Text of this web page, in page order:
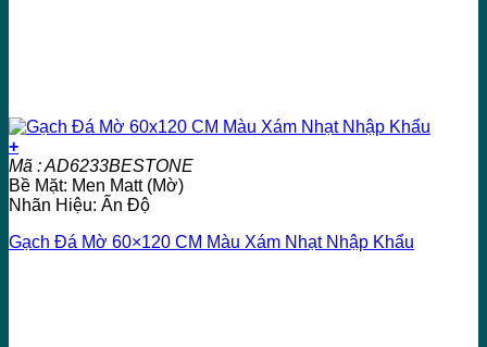
+
Mã : AD6233BESTONE
Bề Mặt: Men Matt (Mờ)
Nhãn Hiệu: Ấn Độ
Gạch Đá Mờ 60×120 CM Màu Xám Nhạt Nhập Khẩu